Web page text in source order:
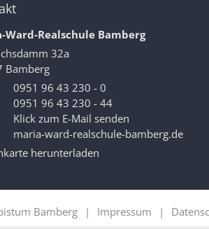
Ward-Realschule Bamberg
32a
Bamberg
0951 96 43 230 - 0
0951 96 43 230 - 44
Klick zum E-Mail senden
maria-ward-realschule-bamberg.de
herunterladen
Bamberg Impressum